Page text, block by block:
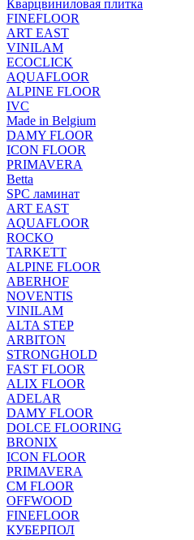
Кварцвиниловая плитка
FINEFLOOR
ART EAST
VINILAM
ECOCLICK
AQUAFLOOR
ALPINE FLOOR
IVC
Made in Belgium
DAMY FLOOR
ICON FLOOR
PRIMAVERA
Betta
SPC ламинат
ART EAST
AQUAFLOOR
ROCKO
TARKETT
ALPINE FLOOR
ABERHOF
NOVENTIS
VINILAM
ALTA STEP
ARBITON
STRONGHOLD
FAST FLOOR
ALIX FLOOR
ADELAR
DAMY FLOOR
DOLCE FLOORING
BRONIX
ICON FLOOR
PRIMAVERA
CM FLOOR
OFFWOOD
FINEFLOOR
КУБЕРПОЛ